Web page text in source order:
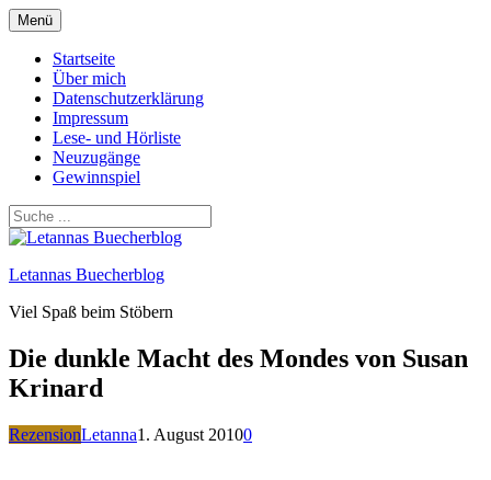
Zum
Inhalt
springen
Menü
Startseite
Über mich
Datenschutzerklärung
Impressum
Lese- und Hörliste
Neuzugänge
Gewinnspiel
Letannas Buecherblog
Viel Spaß beim Stöbern
Die dunkle Macht des Mondes von Susan
Krinard
RezensionLetanna1. August 20100